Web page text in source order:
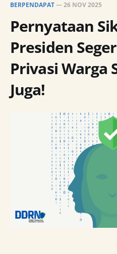
BERPENDAPAT—26 NOV 2025
Pernyataan
Presiden
Privasi Warga
Juga!